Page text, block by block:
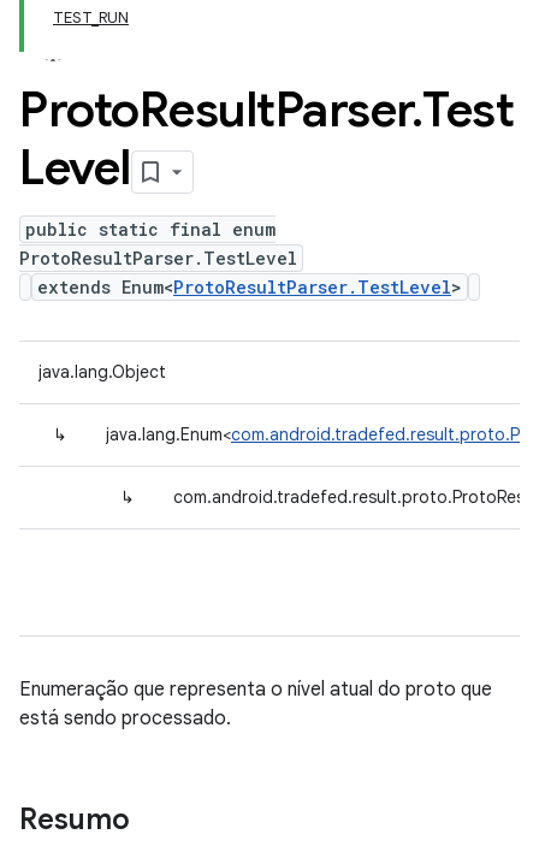
TEST_RUN
ProtoResultParser.Test
Level
public static final enum
ProtoResultParser.TestLevel
extends Enum<ProtoResultParser.TestLevel>
java.lang.Object
↳ java.lang.Enum<
↳
Enumeração que representa o nível atual do proto que
está sendo processado.
Resumo